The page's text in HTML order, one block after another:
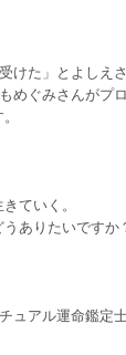
けた」とよしえ
めぐみさんがプ
ていく。
ありたいですか
ュアル運命鑑定